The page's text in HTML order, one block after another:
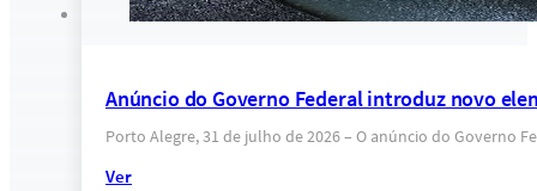
Anúncio do Governo Federal introduz novo
Porto Alegre, 31 de julho de 2026 – O anúncio do Governo
Ver